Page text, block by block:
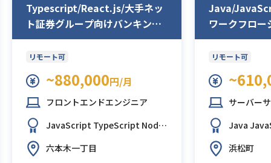
Typescript/React.js/大手ネッ
ト証券グループ向けバンキング
アプリ開発支援
リモート可
~880,000円/月
フロントエンドエンジニア
JavaScript TypeScript Node.
六本木一丁目
Java/
ワークフロー
リモート可
サーバー
Java
浜松町